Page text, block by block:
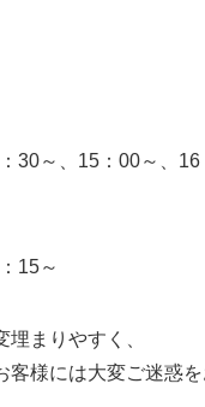
～、15：00～、16
15～
まりやすく、
客様には大変ご迷惑